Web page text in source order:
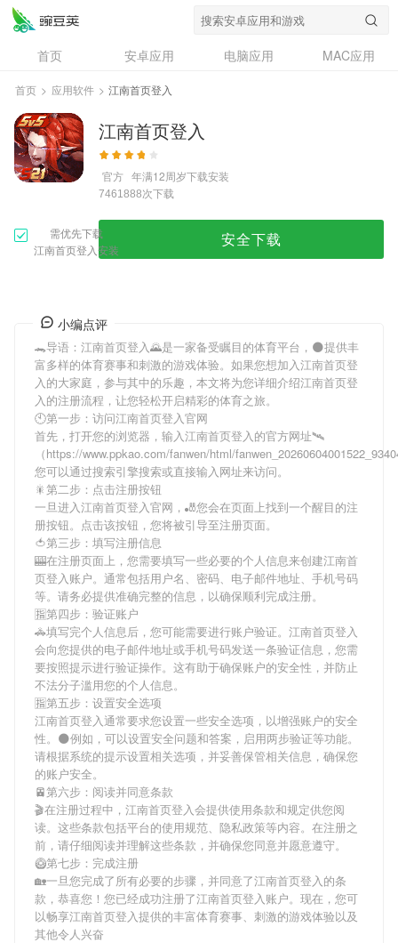
首页 安卓应用 电脑应用
MAC应用
资讯
专题
问答
首页 > 应用软件 > 江南首页登入
江南首页登入
官方 年满12周岁下载安装
7461888次下载
需优先下载
江南首页登入安装
安全下载
小编点评
🐊导语： 江南首页登入🌄是一家备受瞩目的体育平台，🌑提供丰
富多样的体育赛事和刺激的游戏体验。如果您想加入江南首页登
入的大家庭，参与其中的乐趣，本文将为您详细介绍江南首页登
入的注册流程，让您轻松开启精彩的体育之旅。
🕙第一步：访问江南首页登入官网
首先，打开您的浏览器，输入江南首页登入的官方网址🛰
（https://www.ppkao.com/fanwen/html/
您可以通过搜索引擎搜索或直接输入网址来访问。
🎇第二步：点击注册按钮
一旦进入江南首页登入官网，🎳您会在页面上找到一个醒目的注
册按钮。点击该按钮，您将被引导至注册页面。
🍅第三步：填写注册信息
🎰在注册页面上，您需要填写一些必要的个人信息来创建江南首
页登入账户。通常包括用户名、密码、电子邮件地址、手机号码
等。请务必提供准确完整的信息，以确保顺利完成注册。
🈯第四步：验证账户
🚓填写完个人信息后，您可能需要进行账户验证。 江南首页登入
会向您提供的电子邮件地址或手机号码发送一条验证信息，您需
要按照提示进行验证操作。这有助于确保账户的安全性，并防止
不法分子滥用您的个人信息。
🈯第五步：设置安全选项
江南首页登入通常要求您设置一些安全选项，以增强账户的安全
性。🌑例如，可以设置安全问题和答案，启用两步验证等功能。
请根据系统的提示设置相关选项，并妥善保管相关信息，确保您
的账户安全。
🚈第六步：阅读并同意条款
🎬在注册过程中， 江南首页登入会提供使用条款和规定供您阅
读。这些条款包括平台的使用规范、隐私政策等内容。在注册之
前，请仔细阅读并理解这些条款，并确保您同意并愿意遵守。
🥝第七步：完成注册
🏡一旦您完成了所有必要的步骤，并同意了江南首页登入的条
款，恭喜您！您已经成功注册了江南首页登入账户。现在，您可
以畅享江南首页登入提供的丰富体育赛事、刺激的游戏体验以及
其他令人兴奋